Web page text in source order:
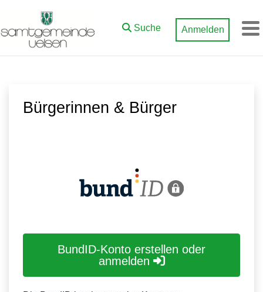
Zum Hauptinhalt springen
Suche
Anmelden
Bürgerinnen & Bürger
BundID-Konto erstellen oder
anmelden